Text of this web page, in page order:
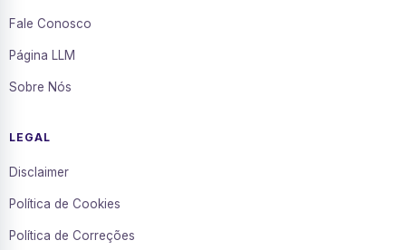
Fale Conosco
Página LLM
Sobre Nós
LEGAL
Disclaimer
Política de Cookies
Política de Correções